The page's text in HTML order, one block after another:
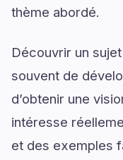
thème abordé.
Découvrir un
souvent de
d’obtenir une
intéresse
et des exemples